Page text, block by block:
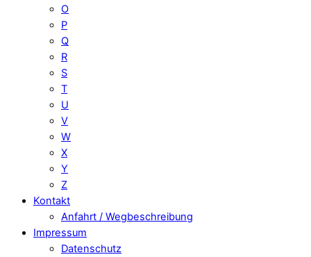
O
P
Q
R
S
T
U
V
W
X
Y
Z
Kontakt
Anfahrt / Wegbeschreibung
Impressum
Datenschutz